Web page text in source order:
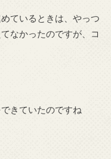
ているときは、やっつ
なかったのですが、コ
きていたのですね